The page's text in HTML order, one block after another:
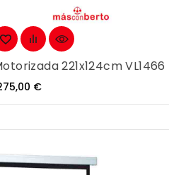
221x124cm VL1466
€